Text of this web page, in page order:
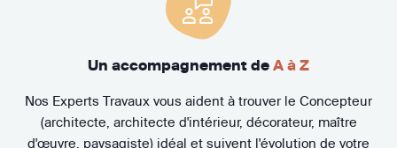
Un accompagnement de A à Z
Nos Experts Travaux vous aident à trouver le Concepteur
(architecte, architecte d'intérieur, décorateur, maître
d'œuvre, paysagiste) idéal et suivent l'évolution de votre